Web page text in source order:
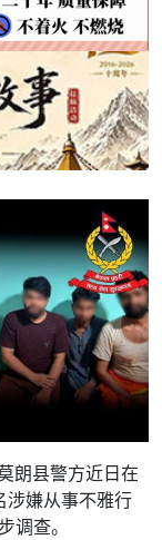
朗县警方近日在
涉嫌从事不雅行
调查。